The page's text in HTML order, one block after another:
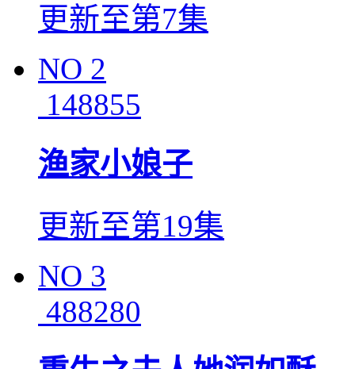
更新至第7集
NO 2
148855
渔家小娘子
更新至第19集
NO 3
488280